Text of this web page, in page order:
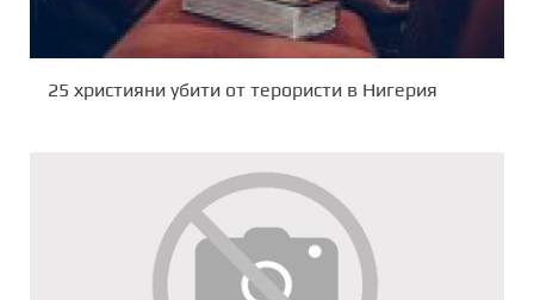
25 християни убити от терористи в Нигерия